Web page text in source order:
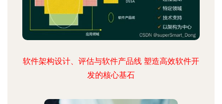
软件架构设计、评估与软件产品线 塑造高效软件开
发的核心基石